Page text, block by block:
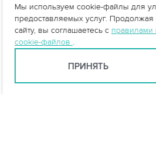
Мы используем cookie-файлы для
предоставляемых услуг.
сайту, вы соглашаетесь с правилами
cookie-файлов .
ПРИНЯТЬ